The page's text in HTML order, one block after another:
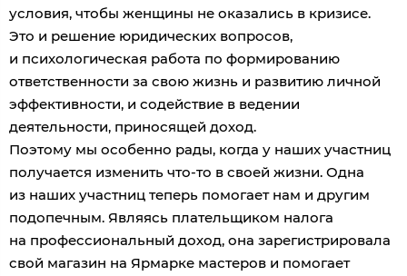
условия, чтобы женщины не оказались в кризисе.
Это и решение юридических вопросов,
и психологическая работа по формированию
ответственности за свою жизнь и развитию личной
эффективности, и содействие в ведении
деятельности, приносящей доход.
Поэтому мы особенно рады, когда у наших участниц
получается изменить что-то в своей жизни. Одна
из наших участниц теперь помогает нам и другим
подопечным. Являясь плательщиком налога
на профессиональный доход, она зарегистрировала
свой магазин на Ярмарке мастеров и помогает